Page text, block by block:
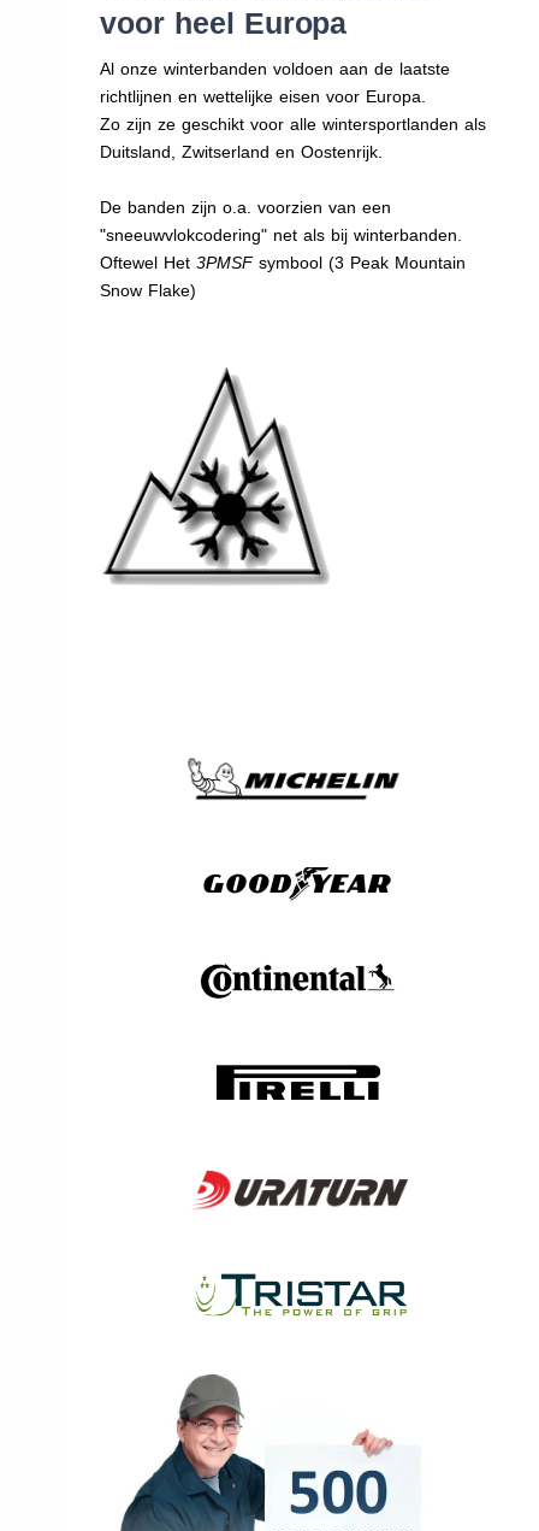
voor heel Europa
Al onze winterbanden voldoen aan de laatste
richtlijnen en wettelijke eisen voor Europa.
Zo zijn ze geschikt voor alle wintersportlanden als
Duitsland, Zwitserland en Oostenrijk.
De banden zijn o.a. voorzien van een
"sneeuwvlokcodering" net als bij winterbanden.
Oftewel Het3PMSFsymbool (3 Peak Mountain
Snow Flake)